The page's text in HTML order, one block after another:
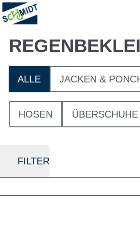
ALLE JACKEN &
HOSEN ÜBERSCHUHE
FILTER